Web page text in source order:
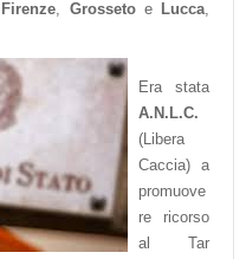
Firenze, Grosseto eLucca,
Era stata
A.N.L.C.
(Libera
Caccia) a
promuove
re ricorso
al Tar